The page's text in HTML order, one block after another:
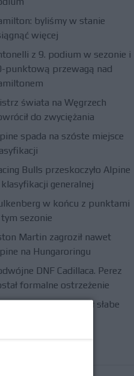
byliśmy w stanie
więcej
z 9. podium w sezonie i
punktową przewagą nad
świata na Węgrzech
do zwyciężania
spada na szóste miejsce
Bulls przeskoczyło Alpine
generalnej
w końcu z punktami
sezonie
Martin zagroził nawet
na Hungaroringu
DNF Cadillaca. Perez
formalne ostrzeżenie
potwierdził słabe